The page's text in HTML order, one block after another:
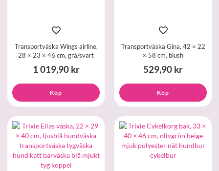
Transportväska Wings airline,
28 × 23 × 46 cm, grå/svart
1 019,90 kr
Köp
Transportväska Gina, 42 × 22
× 58 cm, blush
529,90 kr
Köp